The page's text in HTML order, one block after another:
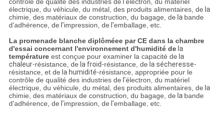
contrôle de qualité des industries de l'électron, du matériel
électrique, du véhicule, du métal, des produits alimentaires, de la
chimie, des matériaux de construction, du bagage, de la bande
d'adhérence, de l'impression, de l'emballage, etc.
La promenade blanche diplôméee par CE dans la chambre
d'essai concernant l'environnement d'humidité dela
température est conçue pour examiner la capacité de la
chaleur-résistance, de la froid-résistance, de la sécheresse-
résistance, et de la humidité-résistance, appropriée pour le
contrôle de qualité des industries de l'électron, du matériel
électrique, du véhicule, du métal, des produits alimentaires, de la
chimie, des matériaux de construction, du bagage, de la bande
d'adhérence, de l'impression, de l'emballage, etc.